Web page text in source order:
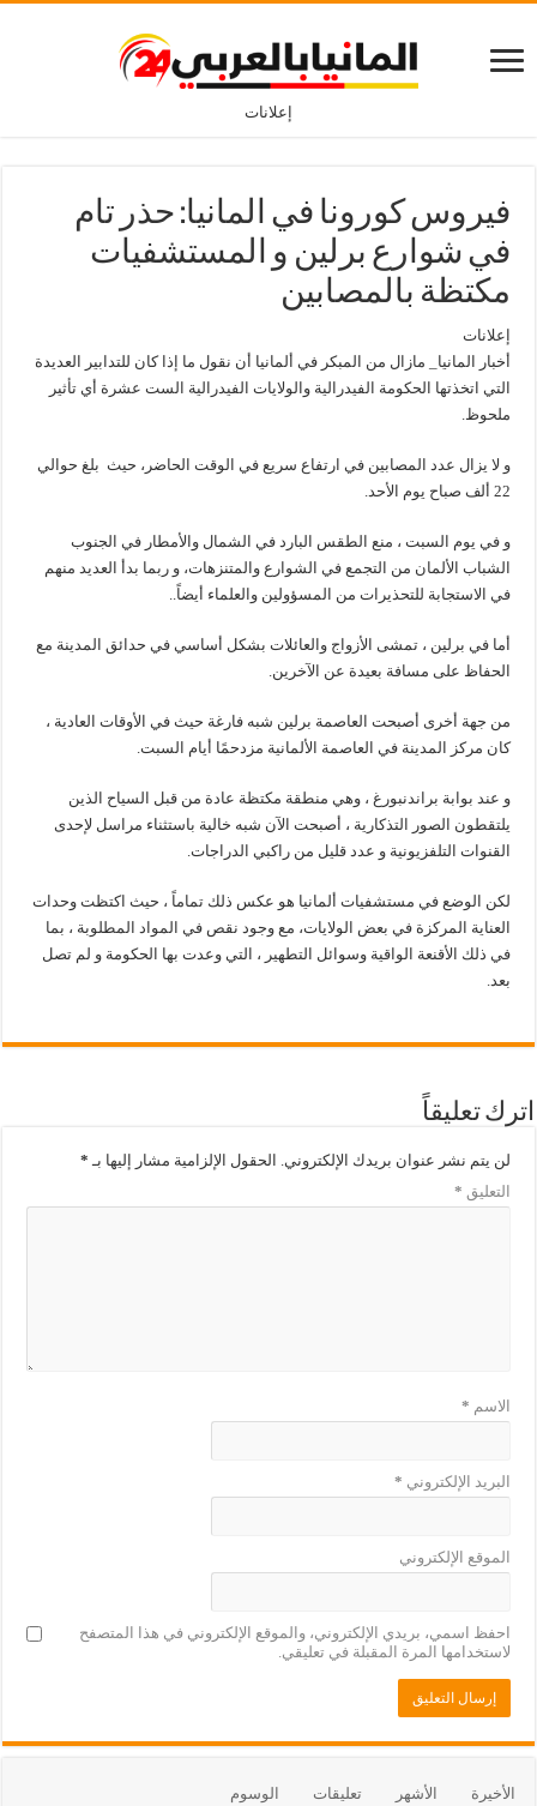
إعلانات
فيروس كورونا في المانيا: حذر تام
في شوارع برلين و المستشفيات
مكتظة بالمصابين
إعلانات
أخبار المانيا_ مازال من المبكر في ألمانيا أن نقول ما إذا كان للتدابير العديدة
التي اتخذتها الحكومة الفيدرالية والولايات الفيدرالية الست عشرة أي تأثير
ملحوظ.
و لا يزال عدد المصابين في ارتفاع سريع في الوقت الحاضر، حيث بلغ حوالي
22 ألف صباح يوم الأحد.
و في يوم السبت ، منع الطقس البارد في الشمال والأمطار في الجنوب
الشباب الألمان من التجمع في الشوارع والمتنزهات، و ربما بدأ العديد منهم
في الاستجابة للتحذيرات من المسؤولين والعلماء أيضاً..
أما في برلين ، تمشى الأزواج والعائلات بشكل أساسي في حدائق المدينة مع
الحفاظ على مسافة بعيدة عن الآخرين.
من جهة أخرى أصبحت العاصمة برلين شبه فارغة حيث في الأوقات العادية ،
كان مركز المدينة في العاصمة الألمانية مزدحمًا أيام السبت.
و عند بوابة براندنبورغ ، وهي منطقة مكتظة عادة من قبل السياح الذين
يلتقطون الصور التذكارية ، أصبحت الآن شبه خالية باستثناء مراسل لإحدى
القنوات التلفزيونية و عدد قليل من راكبي الدراجات.
لكن الوضع في مستشفيات ألمانيا هو عكس ذلك تماماً ، حيث اكتظت وحدات
العناية المركزة في بعض الولايات، مع وجود نقص في المواد المطلوبة ، بما
في ذلك الأقنعة الواقية وسوائل التطهير ، التي وعدت بها الحكومة و لم تصل
بعد.
اترك تعليقاً
لن يتم نشر عنوان بريدك الإلكتروني. الحقول الإلزامية مشار إليها بـ *
التعليق *
الاسم *
البريد الإلكتروني *
الموقع الإلكتروني
احفظ اسمي، بريدي الإلكتروني، والموقع الإلكتروني في هذا المتصفح
لاستخدامها المرة المقبلة في تعليقي.
الأخيرة الأشهر تعليقات الوسوم